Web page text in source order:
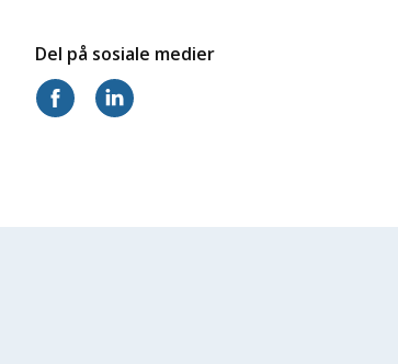
Del på sosiale medier